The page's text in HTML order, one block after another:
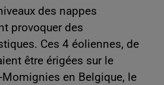
des nappes
provoquer des
Ces 4 éoliennes, de
être érigées sur le
en Belgique, le